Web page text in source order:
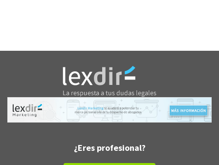
¿Eres profesional?